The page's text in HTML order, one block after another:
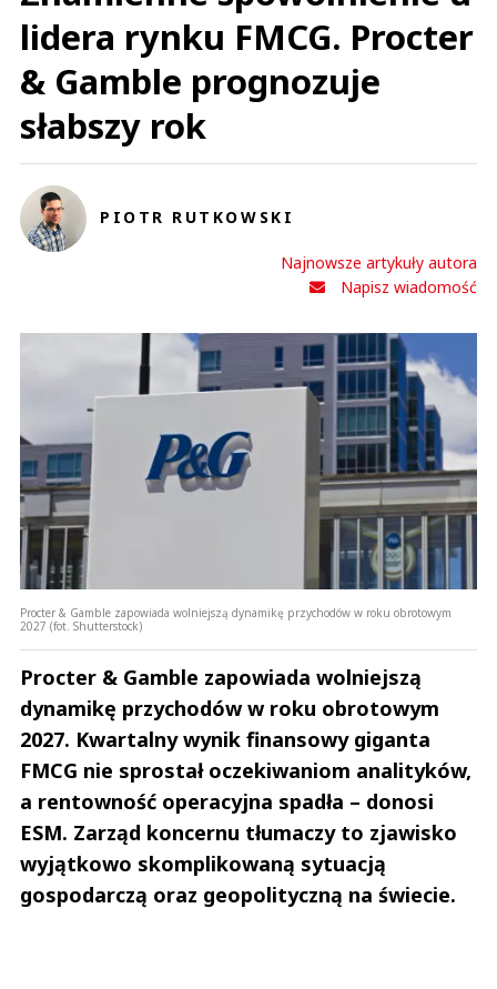
lidera rynku FMCG. Procter
& Gamble prognozuje
słabszy rok
PIOTR RUTKOWSKI
Najnowsze artykuły autora
Napisz wiadomość
Procter & Gamble zapowiada wolniejszą dynamikę przychodów w roku obrotowym
2027 (fot. Shutterstock)
Procter & Gamble zapowiada wolniejszą
dynamikę przychodów w roku obrotowym
2027. Kwartalny wynik finansowy giganta
FMCG nie sprostał oczekiwaniom analityków,
a rentowność operacyjna spadła – donosi
ESM. Zarząd koncernu tłumaczy to zjawisko
wyjątkowo skomplikowaną sytuacją
gospodarczą oraz geopolityczną na świecie.